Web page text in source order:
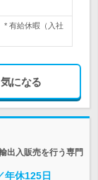
* 有給休暇（入社
気になる
出入販売を行う専門
年休125日